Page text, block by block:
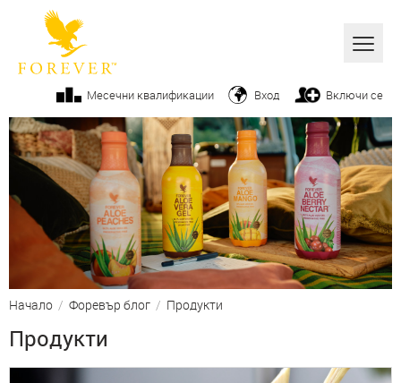
Всички
Алое вера
Бизнес
Продукти
Козметика
От ръководството
Фитнес
Месечни квалификации Вход Включи се
Начало / Форевър блог / Продукти
Продукти